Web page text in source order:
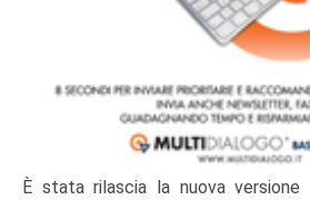
È stata rilascia la nuova versione